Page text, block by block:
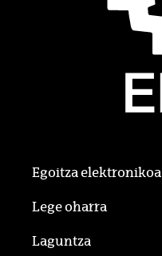
Egoitza elektronikoa
Lege oharra
Laguntza